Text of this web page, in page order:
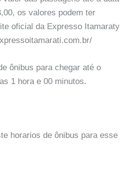
os valores podem ter
oficial da Expresso Itamaraty
ônibus para chegar até o
1 hora e 00 minutos.
horarios de ônibus para esse